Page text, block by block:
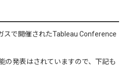
で開催されたTableau Conference
の発表はされていますので、下記も